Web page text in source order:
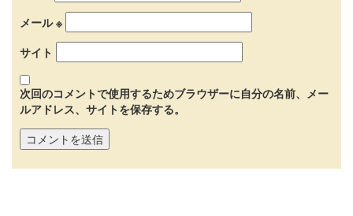
メール※
サイト
次回のコメントで使用するためブラウザーに自分の名前、メー
ルアドレス、サイトを保存する。